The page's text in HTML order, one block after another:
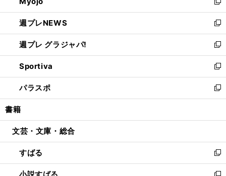
開
く
ド
ウ
で
開
く
ィ
ン
ド
ウ
で
開
く
新
し
い
ウ
ィ
ン
ド
ウ
で
開
週プレNEWS
新
し
い
ウ
ィ
ン
ド
ウ
開
週プレ グラジャパ!
新
し
い
ウ
ィ
ン
ウ
開
く
Sportiva
新
し
い
ウ
ン
ウ
で
開
く
パラスポ
新
し
ウ
ン
ド
ウ
書籍
文芸・文庫・総合
すばる
新
し